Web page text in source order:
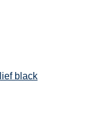
black